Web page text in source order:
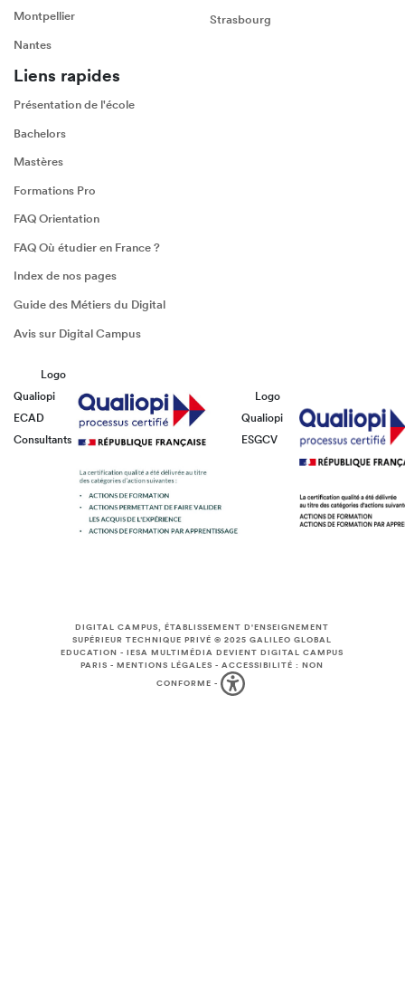
Montpellier
Nantes
Strasbourg
Liens rapides
Présentation de l'école
Bachelors
Mastères
Formations Pro
FAQ Orientation
FAQ Où étudier en France ?
Index de nos pages
Guide des Métiers du Digital
Avis sur Digital Campus
Logo
Qualiopi
ECAD
Consultants
Logo
Qualiopi
ESGCV
DIGITAL CAMPUS, ÉTABLISSEMENT D'ENSEIGNEMENT
SUPÉRIEUR TECHNIQUE PRIVÉ © 2025GALILEO GLOBAL
EDUCATION -IESA MULTIMÉDIA DEVIENT DIGITAL CAMPUS
PARIS -MENTIONS LÉGALES -ACCESSIBILITÉ : NON
CONFORME -